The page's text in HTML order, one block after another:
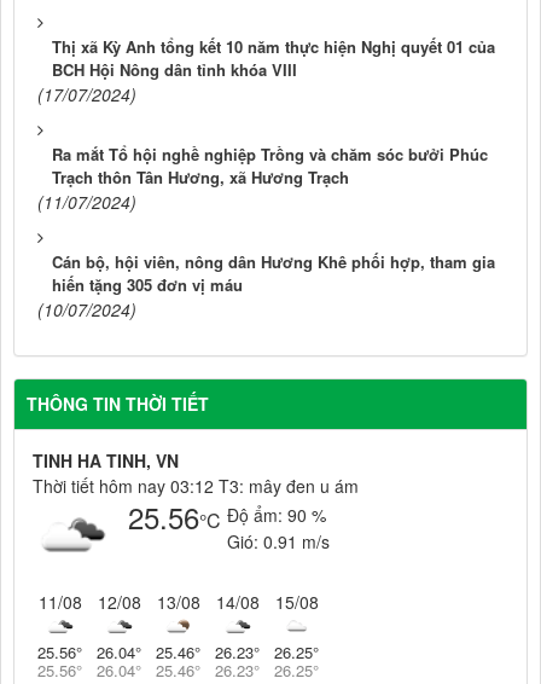
Thị xã Kỳ Anh tổng kết 10 năm thực hiện Nghị quyết 01 của
BCH Hội Nông dân tỉnh khóa VIII
(17/07/2024)
Ra mắt Tổ hội nghề nghiệp Trồng và chăm sóc bưởi Phúc
Trạch thôn Tân Hương, xã Hương Trạch
(11/07/2024)
Cán bộ, hội viên, nông dân Hương Khê phối hợp, tham gia
hiến tặng 305 đơn vị máu
(10/07/2024)
THÔNG TIN THỜI TIẾT
TINH HA TINH, VN
Thời tiết hôm nay 03:12 T3: mây đen u ám
25.56°C Độ ẩm: 90 %
Gió: 0.91 m/s
11/08
25.56°
25.56°
12/08
26.04°
26.04°
13/08
25.46°
25.46°
14/08
26.23°
26.23°
15/08
26.25°
26.25°